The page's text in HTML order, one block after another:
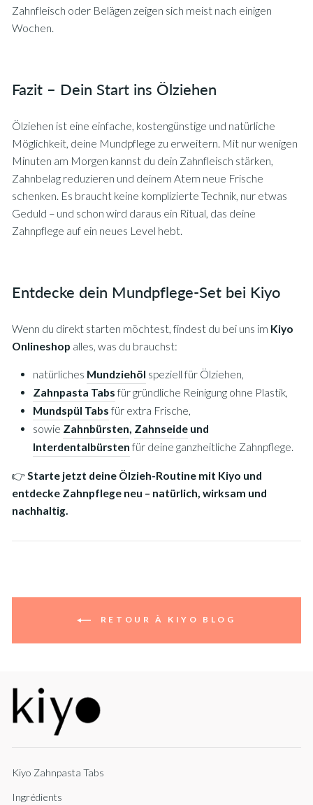
Zahnfleisch oder Belägen zeigen sich meist nach einigen
Wochen.
Fazit – Dein Start ins Ölziehen
Ölziehen ist eine einfache, kostengünstige und natürliche
Möglichkeit, deine Mundpflege zu erweitern. Mit nur wenigen
Minuten am Morgen kannst du dein Zahnfleisch stärken,
Zahnbelag reduzieren und deinem Atem neue Frische
schenken. Es braucht keine komplizierte Technik, nur etwas
Geduld – und schon wird daraus ein Ritual, das deine
Zahnpflege auf ein neues Level hebt.
Entdecke dein Mundpflege-Set bei Kiyo
Wenn du direkt starten möchtest, findest du bei uns im Kiyo
Onlineshop alles, was du brauchst:
natürliches Mundziehöl speziell für Ölziehen,
Zahnpasta Tabs für gründliche Reinigung ohne Plastik,
Mundspül Tabs für extra Frische,
sowie Zahnbürsten Zahnseide und
Interdentalbürsten für deine ganzheitliche Zahnpflege.
👉 Starte jetzt deine Ölzieh-Routine mit Kiyo und
entdecke Zahnpflege neu – natürlich, wirksam und
nachhaltig.
RETOUR À KIYO BLOG
Kiyo Zahnpasta Tabs
Ingrédients